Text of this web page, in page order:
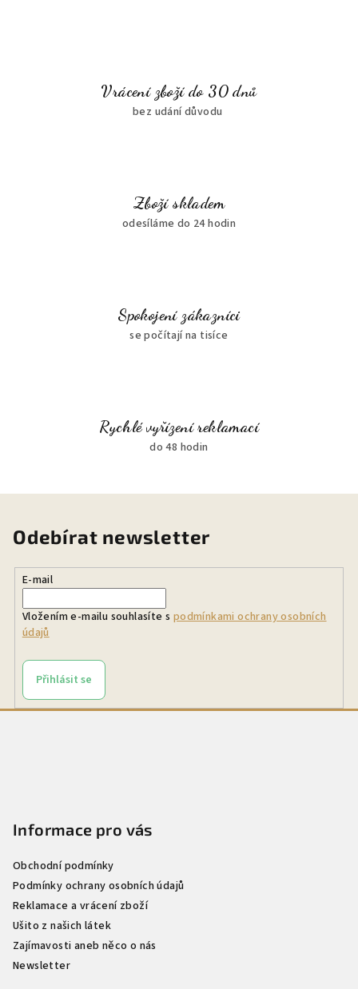
Vrácení zboží do 30 dnů
bez udání důvodu
Zboží skladem
odesíláme do 24 hodin
Spokojení zákazníci
se počítají na tisíce
Rychlé vyřízení reklamací
do 48 hodin
Odebírat newsletter
E-mail
Vložením e-mailu souhlasíte s podmínkami ochrany osobních
údajů
Přihlásit se
Informace pro vás
Obchodní podmínky
Podmínky ochrany osobních údajů
Reklamace a vrácení zboží
Ušito z našich látek
Zajímavosti aneb něco o nás
Newsletter